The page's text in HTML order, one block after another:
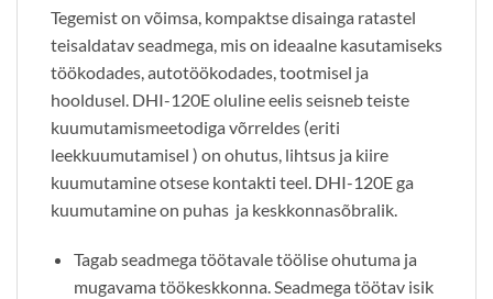
Tegemist on võimsa, kompaktse disainga ratastel
teisaldatav seadmega, mis on ideaalne kasutamiseks
töökodades, autotöökodades, tootmisel ja
hooldusel. DHI-120E oluline eelis seisneb teiste
kuumutamismeetodiga võrreldes (eriti
leekkuumutamisel ) on ohutus, lihtsus ja kiire
kuumutamine otsese kontakti teel. DHI-120E ga
kuumutamine on puhas ja keskkonnasõbralik.
Tagab seadmega töötavale töölise ohutuma ja
mugavama töökeskkonna. Seadmega töötav isik